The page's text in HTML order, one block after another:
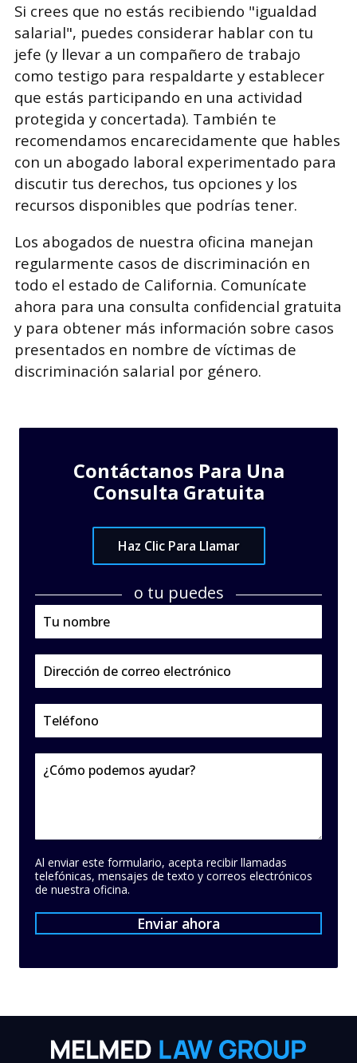
Si crees que no estás recibiendo "igualdad
salarial", puedes considerar hablar con tu
jefe (y llevar a un compañero de trabajo
como testigo para respaldarte y establecer
que estás participando en una actividad
protegida y concertada). También te
recomendamos encarecidamente que hables
con un abogado laboral experimentado para
discutir tus derechos, tus opciones y los
recursos disponibles que podrías tener.
Los abogados de nuestra oficina manejan
regularmente casos de discriminación en
todo el estado de California. Comunícate
ahora para una consulta confidencial gratuita
y para obtener más información sobre casos
presentados en nombre de víctimas de
discriminación salarial por género.
Contáctanos Para Una
Consulta Gratuita
Haz Clic Para Llamar
o tu puedes
Al enviar este formulario, acepta recibir llamadas
telefónicas, mensajes de texto y correos electrónicos
de nuestra oficina.
Enviar ahora